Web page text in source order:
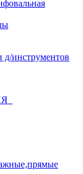
инструментов